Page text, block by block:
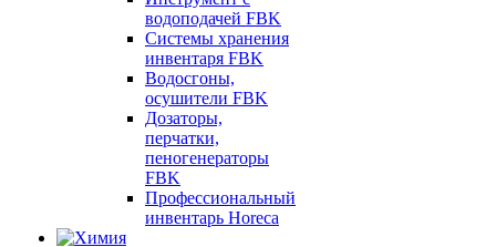
водоподачей FBK
Системы хранения
инвентаря FBK
Водосгоны,
осушители FBK
Дозаторы,
перчатки,
пеногенераторы
FBK
Профессиональный
инвентарь Horeca